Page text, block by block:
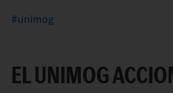
unimog
EL UNIMOG